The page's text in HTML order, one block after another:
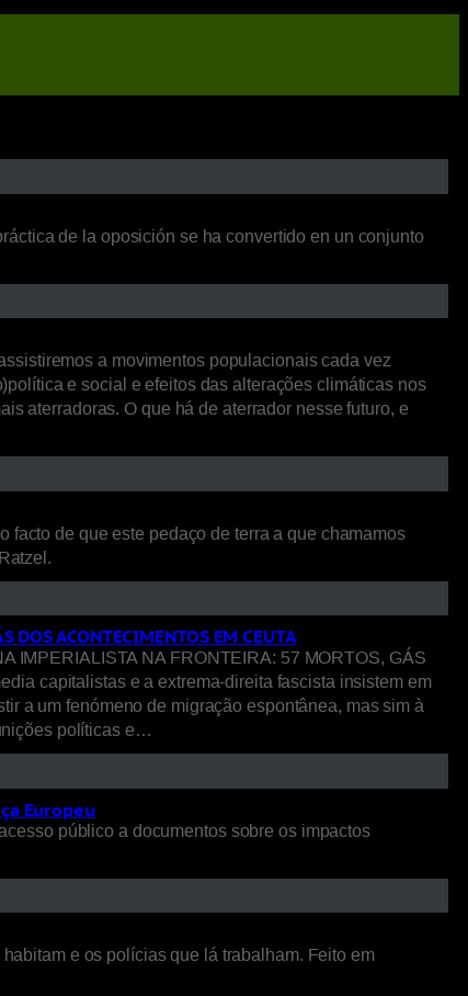
de la oposición se ha convertido en un conjunto
a movimentos populacionais cada vez
e social e efeitos das alterações climáticas nos
aterradoras. O que há de aterrador nesse futuro, e
de que este pedaço de terra a que chamamos
DOS ACONTECIMENTOS EM CEUTA
IMPERIALISTA NA FRONTEIRA: 57 MORTOS, GÁS
capitalistas e a extrema-direita fascista insistem em
a um fenómeno de migração espontânea, mas sim à
políticas e…
Europeu
público a documentos sobre os impactos
e os polícias que lá trabalham. Feito em